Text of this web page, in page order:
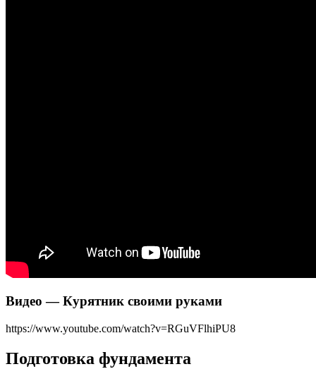
Видео — Курятник своими руками
https://www.youtube.com/watch?v=RGuVFlhiPU8
Подготовка фундамента